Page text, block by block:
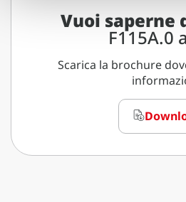
Vuoi saperne
F115A.0
Scarica la brochure